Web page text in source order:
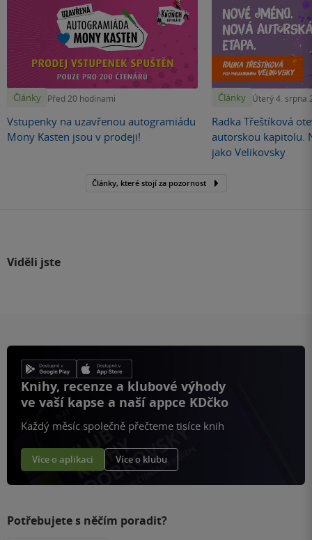
Články Před 20 hodinami
Vstupenky na uzavřenou autogramiádu
Mony Kasten jsou v prodeji!
Články Úterý 4. srpna
Radka Třeštíková
autorskou kapitolu.
jako Velikovsky
Články, které stojí za pozornost
Viděli jste
Knihy, recenze a klubové výhody
ve vaší kapse a naší appce KDčko
Každý měsíc společně přečteme tisíce knih
Více o aplikaci Více o klubu
Potřebujete s něčím poradit?